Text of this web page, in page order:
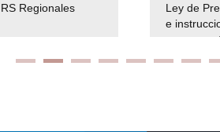
Regionales
Ley de
e